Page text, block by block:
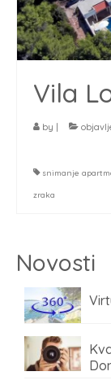
Vila
by
snimanje
zraka
Novosti